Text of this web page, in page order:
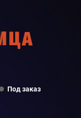
Под заказ